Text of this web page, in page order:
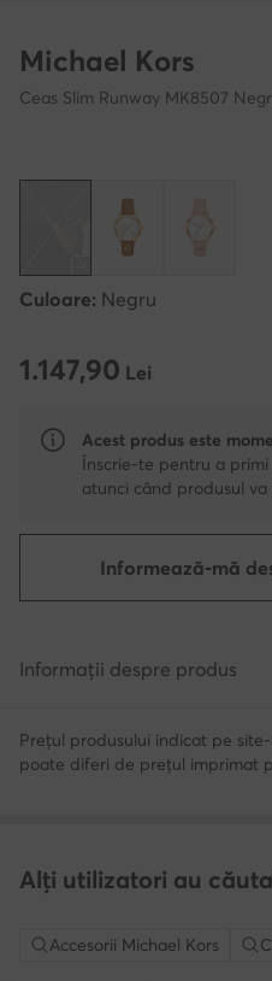
Michael Kors
Ceas Slim Runway MK8507
Culoare: Negru
1.147,90 Lei
1.147,90 Lei
Acest produs este
Înscrie-te pentru a
atunci când produsul
Informează-mă
Informații despre produs
Prețul produsului indicat pe
poate diferi de prețul imprimat
Alți utilizatori au
Accesorii Michael Kors